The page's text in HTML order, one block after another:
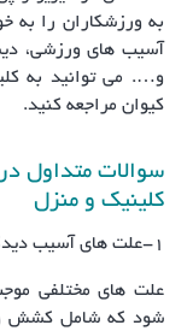
به ورزشکاران را به
آسیب های ورزشی،
و…. می توانید به
کیوان مراجعه کنید.
سوالات متداول
کلینیک و منزل
1-علت های آسیب دیدگی ورزشکاران چیست؟
علت های مختلفی
شود که شامل کشش و